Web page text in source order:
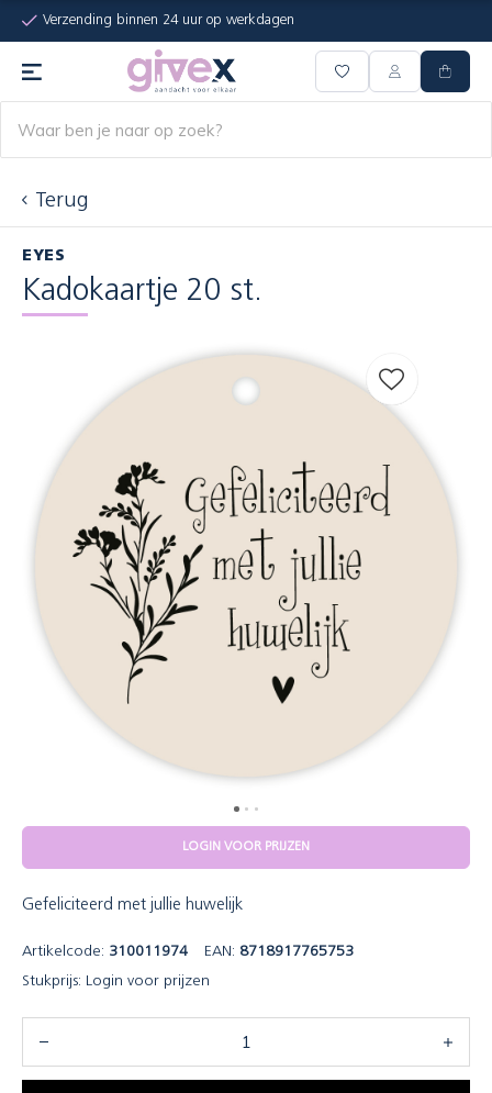
Verzending binnen 24 uur op werkdagen
Terug
EYES
Kadokaartje 20 st.
LOGIN VOOR PRIJZEN
Gefeliciteerd met jullie huwelijk
Artikelcode: 310011974 EAN: 8718917765753
Stukprijs: Login voor prijzen